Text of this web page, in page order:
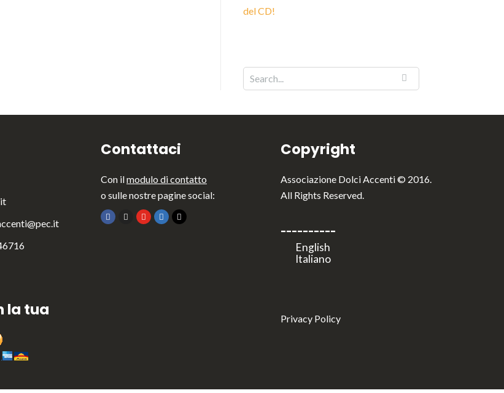
del CD!
la tua
Contattaci
Con ilmodulo di contatto
o sulle nostre pagine social:
Copyright
Associazione Dolci Accenti © 2016.
All Rights Reserved.
----------
Italiano
Privacy Policy